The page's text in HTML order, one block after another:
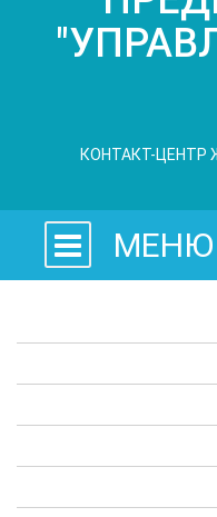
КОНТАКТ-ЦЕНТР
МЕНЮ